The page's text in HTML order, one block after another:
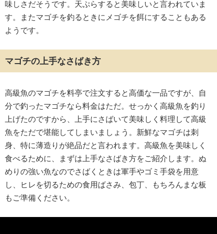
味しさだそうです。天ぷらすると美味しいと言われていま
す。またマゴチを釣るときにメゴチを餌にすることもある
ようです。
マゴチの上手なさばき方
高級魚のマゴチを料亭で注文すると高価な一品ですが、自
分で釣ったマゴチなら料金はただ。せっかく高級魚を釣り
上げたのですから、上手にさばいて美味しく料理して高級
魚をただで堪能してしまいましょう。新鮮なマゴチは刺
身、特に薄造りが絶品だと言われます。高級魚を美味しく
食べるために、まずは上手なさばき方をご紹介します。ぬ
めりの強い魚なのでさばくときは軍手やゴミ手袋を用意
し、ヒレを切るための食用ばさみ、包丁、もちろんまな板
もご準備ください。